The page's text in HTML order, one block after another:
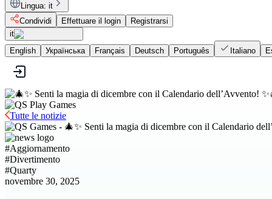
Lingua: it
Condividi
Effettuare il login
Registrarsi
it
English
Українська Français Deutsch Português Italiano
Tutte le notizie
#Aggiornamento
#Divertimento
#Quarty
novembre 30, 2025